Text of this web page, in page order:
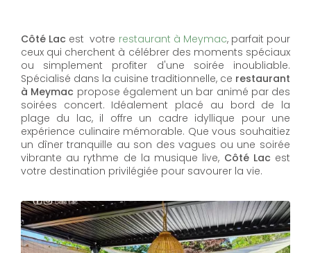
Côté Lac est votre restaurant à Meymac, parfait pour
ceux qui cherchent à célébrer des moments spéciaux
ou simplement profiter d'une soirée inoubliable.
Spécialisé dans la cuisine traditionnelle, ce restaurant
à Meymac propose également un bar animé par des
soirées concert. Idéalement placé au bord de la
plage du lac, il offre un cadre idyllique pour une
expérience culinaire mémorable. Que vous souhaitiez
un dîner tranquille au son des vagues ou une soirée
vibrante au rythme de la musique live, Côté Lac est
votre destination privilégiée pour savourer la vie.